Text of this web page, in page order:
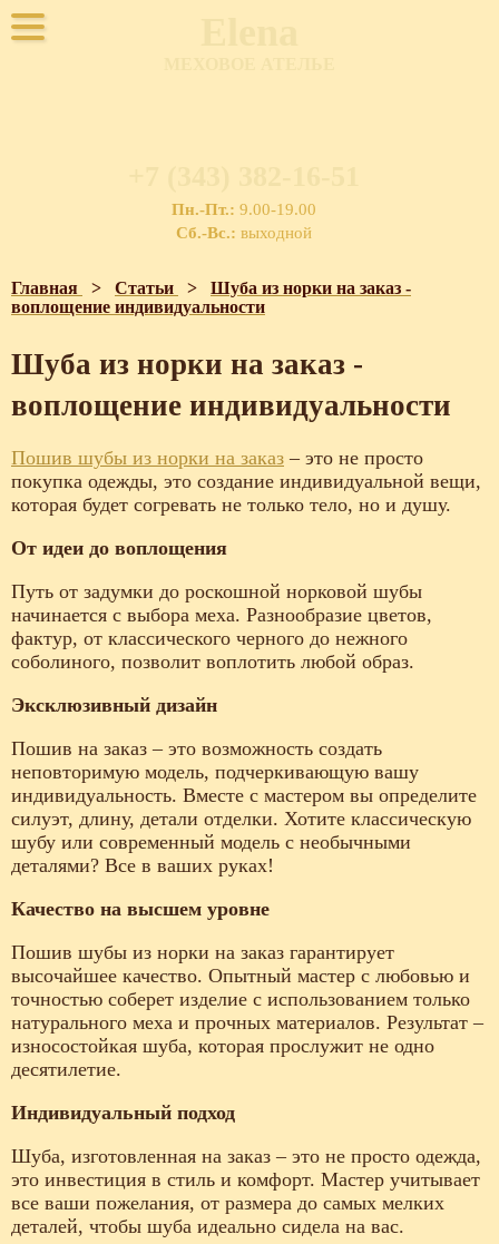
Пн.-Пт.: 9.00-19.00
Сб.-Вс.: выходной
Главная > Статьи > Шуба из норки на заказ -
воплощение индивидуальности
Шуба из норки на заказ -
воплощение индивидуальности
Пошив шубы из норки на заказ – это не просто
покупка одежды, это создание индивидуальной вещи,
которая будет согревать не только тело, но и душу.
От идеи до воплощения
Путь от задумки до роскошной норковой шубы
начинается с выбора меха. Разнообразие цветов,
фактур, от классического черного до нежного
соболиного, позволит воплотить любой образ.
Эксклюзивный дизайн
Пошив на заказ – это возможность создать
неповторимую модель, подчеркивающую вашу
индивидуальность. Вместе с мастером вы определите
силуэт, длину, детали отделки. Хотите классическую
шубу или современный модель с необычными
деталями? Все в ваших руках!
Качество на высшем уровне
Пошив шубы из норки на заказ гарантирует
высочайшее качество. Опытный мастер с любовью и
точностью соберет изделие с использованием только
натурального меха и прочных материалов. Результат –
износостойкая шуба, которая прослужит не одно
десятилетие.
Индивидуальный подход
Шуба, изготовленная на заказ – это не просто одежда,
это инвестиция в стиль и комфорт. Мастер учитывает
все ваши пожелания, от размера до самых мелких
деталей, чтобы шуба идеально сидела на вас.